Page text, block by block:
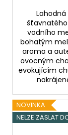
vodního
bohatým
aroma a
ovocným
evokujícím
NOVINKA
NELZE ZASLAT